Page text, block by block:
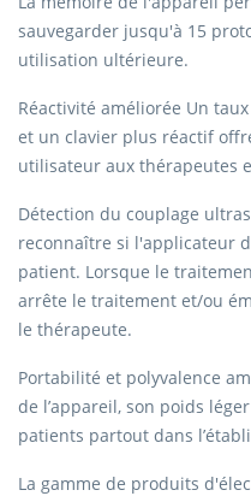
sauvegarder jusqu'à 15
utilisation ultérieure.
Réactivité améliorée Un
et un clavier plus réactif
utilisateur aux thérapeutes
Détection du couplage
reconnaître si l'applicateur
patient. Lorsque le
arrête le traitement et/ou
le thérapeute.
Portabilité et polyvalence
de l’appareil, son poids
patients partout dans
La gamme de produits